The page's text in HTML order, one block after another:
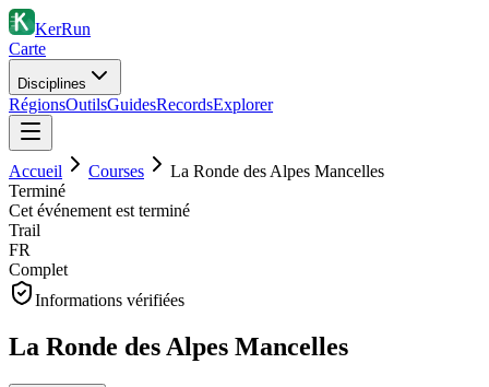
KerRun
Carte
Disciplines
RégionsOutilsGuidesRecordsExplorer
Accueil Courses
La Ronde des Alpes Mancelles
Terminé
Cet événement est terminé
Trail
FR
Complet
Informations vérifiées
La Ronde des Alpes Mancelles